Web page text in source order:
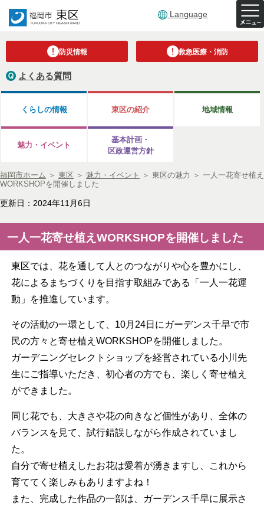
Language
防災情報 救急医療・消防
よくある質問
くらしの情報 東区の紹介 地域情報
魅力・イベント
基本計画・
区政運営方針
福岡市ホーム ＞ 東区 ＞ 魅力・イベント ＞ 東区の魅力 ＞ 一人一花寄せ植え
WORKSHOPを開催しました
更新日：2024年11月6日
一人一花寄せ植えWORKSHOPを開催しました
東区では、花を通して人とのつながりや心を豊かにし、
花によるまちづくりを目指す取組みである「一人一花運
動」を推進しています。
その活動の一環として、 10月 24日にガーデンス千早で市
民の方々と寄せ植え WORKSHOPを開催しました。
ガーデニングセレクトショップを経営されている小川先
生にご指導いただき、初心者の方でも、楽しく寄せ植え
ができました。
同じ花でも、大きさや花の向きなど個性があり、全体の
バランスを見て、試行錯誤しながら作成されていまし
た。
自分で寄せ植えしたお花は愛着が湧きますし、これから
育ててく楽しみもありますよね！
また、完成した作品の一部は、ガーデンス千早に展示さ